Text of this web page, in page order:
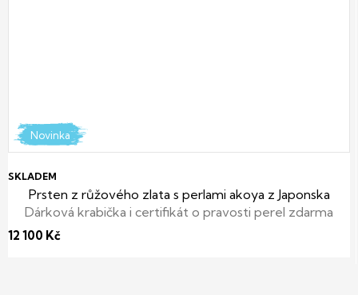
Novinka
Prsten z růžového zlata s perlami akoya z Japonska
Dárková krabička i certifikát o pravosti perel zdarma
SKLADEM
12 100 Kč